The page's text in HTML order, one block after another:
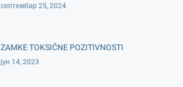
септембар 25, 2024
ZAMKE TOKSIČNE POZITIVNOSTI
јун 14, 2023